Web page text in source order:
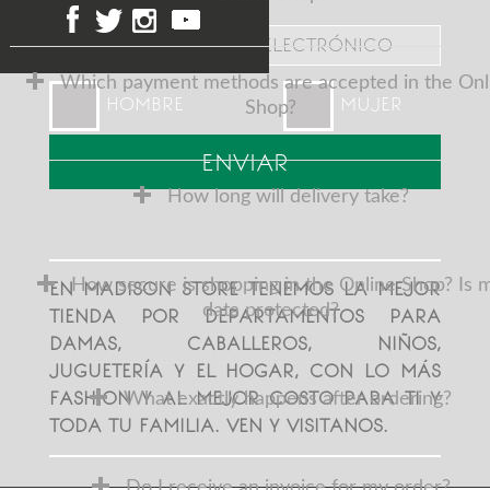
Which payment methods are accepted in the
Shop?
How long will delivery take?
How secure is shopping in the Online Shop? Is
data protected?
What exactly happens after ordering?
HOMBRE MUJER
EN MADISON STORE TENEMOS LA MEJOR
TIENDA POR DEPARTAMENTOS PARA
DAMAS, CABALLEROS, NIÑOS,
JUGUETERÍA Y EL HOGAR, CON LO MÁS
FASHION Y AL MEJOR COSTO PARA TI Y
TODA TU FAMILIA. VEN Y VISITANOS.